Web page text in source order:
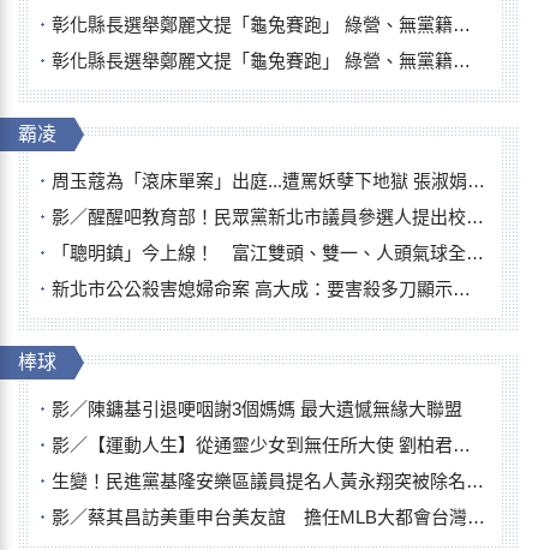
彰化縣長選舉鄭麗文提「龜兔賽跑」 綠營、無黨籍忙否認是烏龜
彰化縣長選舉鄭麗文提「龜兔賽跑」 綠營、無黨籍忙否認是烏龜
霸凌
周玉蔻為「滾床單案」出庭...遭罵妖孽下地獄 張淑娟批：舌頭殺人有罪
影／醒醒吧教育部！民眾黨新北市議員參選人提出校園反毒防線升級政見
「聰明鎮」今上線！ 富江雙頭、雙一、人頭氣球全登場
新北市公公殺害媳婦命案 高大成：要害殺多刀顯示怨恨深
棒球
影／陳鏞基引退哽咽謝3個媽媽 最大遺憾無緣大聯盟
影／【運動人生】從通靈少女到無任所大使 劉柏君女裁判人生國際發光
生變！民進黨基隆安樂區議員提名人黃永翔突被除名 將另提他人
影／蔡其昌訪美重申台美友誼 擔任MLB大都會台灣日開球嘉賓